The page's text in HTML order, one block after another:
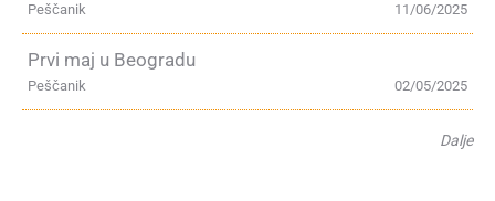
11/06/2025
Peščanik
Prvi maj u Beogradu
02/05/2025
Peščanik
Dalje